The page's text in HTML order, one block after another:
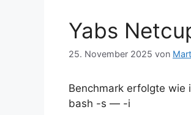
Yabs
25. November 2025 von
Benchmark erfolgte wie
bash -s — -i